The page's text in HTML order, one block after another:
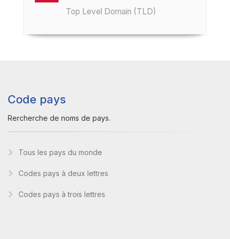
Top Level Domain (TLD)
Code pays
Rercherche de noms de pays.
Tous les pays du monde
Codes pays à deux lettres
Codes pays à trois lettres